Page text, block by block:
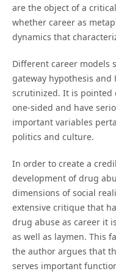
are the object of a
whether career as
dynamics that
Different career models
gateway hypothesis and
scrutinized. It is pointed
one-sided and have
important variables
politics and culture.
In order to create a
development of drug
dimensions of social
extensive critique that
drug abuse as career it
as well as laymen. This
the author argues that
serves important